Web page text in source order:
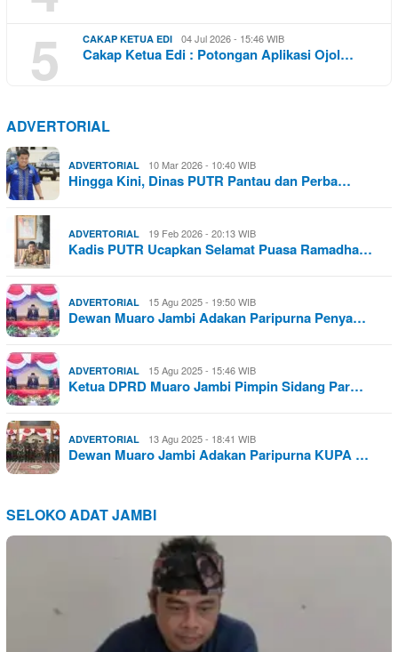
5 CAKAP KETUA EDI 04 Jul 2026 - 15:46 WIB
Cakap Ketua Edi : Potongan Aplikasi Ojol…
ADVERTORIAL
ADVERTORIAL 10 Mar 2026 - 10:40 WIB
Hingga Kini, Dinas PUTR Pantau dan Perba…
ADVERTORIAL 19 Feb 2026 - 20:13 WIB
Kadis PUTR Ucapkan Selamat Puasa Ramadha…
ADVERTORIAL 15 Agu 2025 - 19:50 WIB
Dewan Muaro Jambi Adakan Paripurna Penya…
ADVERTORIAL 15 Agu 2025 - 15:46 WIB
Ketua DPRD Muaro Jambi Pimpin Sidang Par…
ADVERTORIAL 13 Agu 2025 - 18:41 WIB
Dewan Muaro Jambi Adakan Paripurna KUPA …
SELOKO ADAT JAMBI